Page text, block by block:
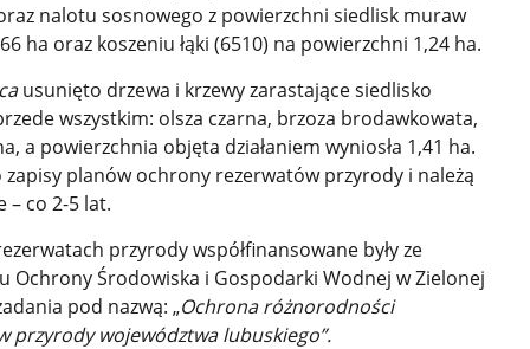
nalotu sosnowego z powierzchni siedlisk muraw
ha oraz koszeniu łąki (6510) na powierzchni 1,24 ha.
usunięto drzewa i krzewy zarastające siedlisko
wszystkim: olsza czarna, brzoza brodawkowata,
a powierzchnia objęta działaniem wyniosła 1,41 ha.
planów ochrony rezerwatów przyrody i należą
– co 2-5 lat.
przyrody współfinansowane były ze
Ochrony Środowiska i Gospodarki Wodnej w Zielonej
pod nazwą: „Ochrona różnorodności
przyrody województwa lubuskiego”.